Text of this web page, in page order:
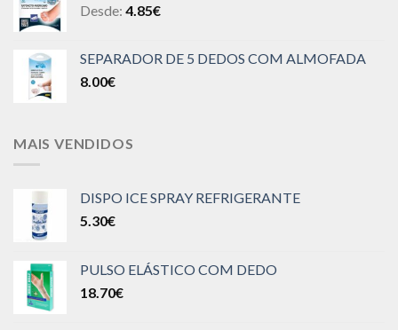
Desde: 4.85€
SEPARADOR DE 5 DEDOS COM ALMOFADA
8.00€
MAIS VENDIDOS
DISPO ICE SPRAY REFRIGERANTE
5.30€
PULSO ELÁSTICO COM DEDO
18.70€